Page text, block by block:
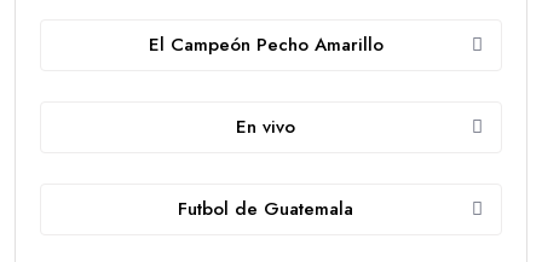
El Campeón Pecho Amarillo
En vivo
Futbol de Guatemala